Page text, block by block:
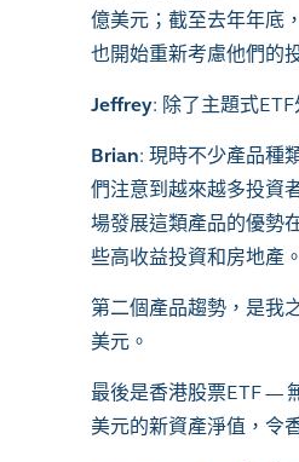
億美元；截至去年年底
也開始重新考慮他們的
Jeffrey: 除了主題式ETF
Brian: 現時不少產品種
們注意到越來越多投資
場發展這類產品的優勢
些高收益投資和房地產
第二個產品趨勢，是我
美元。
最後是香港股票ETF—
美元的新資產淨值，令